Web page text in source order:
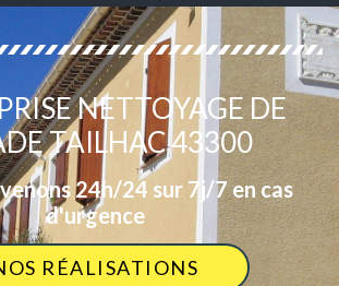
NETTOYAGE DE
TAILHAC 43300
24h/24 sur 7j/7 en cas
d'urgence
RÉALISATIONS